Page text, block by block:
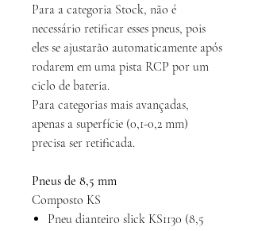
Para a categoria Stock, não é
necessário retificar esses pneus, pois
eles se ajustarão automaticamente após
rodarem em uma pista RCP por um
ciclo de bateria.
Para categorias mais avançadas,
apenas a superfície (0,1-0,2 mm)
precisa ser retificada.
Pneus de 8,5 mm
Composto KS
Pneu dianteiro slick KS1130 (8,5